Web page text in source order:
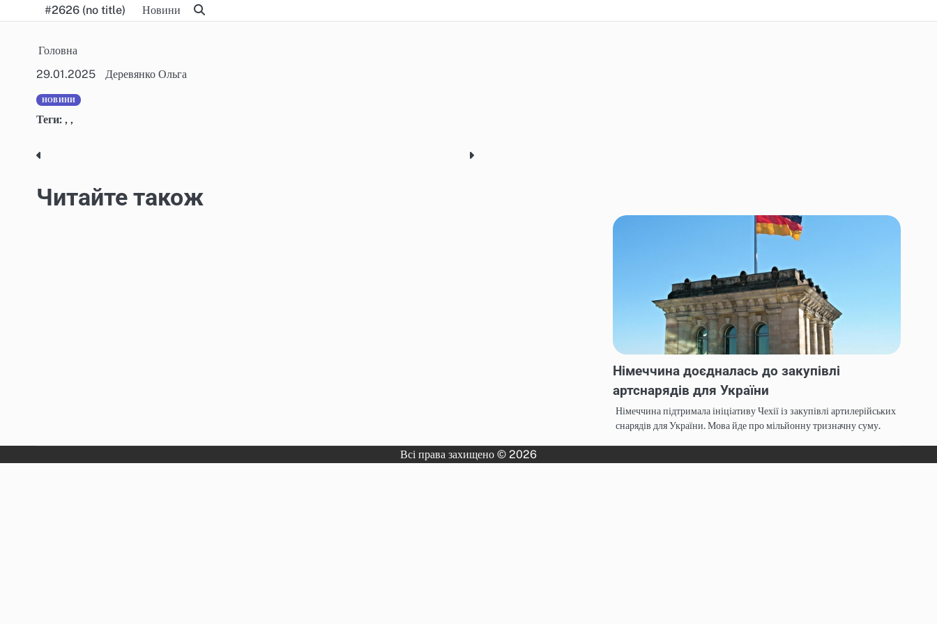
to
#2626 (no title) Новини
Головна
29.01.2025
Деревянко Ольга
НОВИНИ
Теги: , ,
Post
navigation
Читайте також
Німеччина доєдналась до закупівлі
артснарядів для України
Німеччина підтримала ініціативу Чехії із закупівлі артилерійських
снарядів для України. Мова йде про мільйонну тризначну суму.
Всі права захищено © 2026